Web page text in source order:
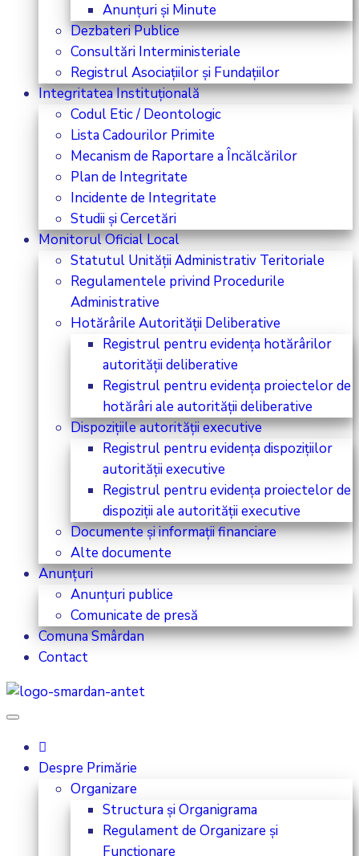
Anunțuri și Minute
Dezbateri Publice
Consultări Interministeriale
Registrul Asociațiilor și Fundațiilor
Integritatea Instituțională
Codul Etic / Deontologic
Lista Cadourilor Primite
Mecanism de Raportare a Încălcărilor
Plan de Integritate
Incidente de Integritate
Studii și Cercetări
Monitorul Oficial Local
Statutul Unității Administrativ Teritoriale
Regulamentele privind Procedurile
Administrative
Hotărârile Autorității Deliberative
Registrul pentru evidența hotărârilor
autorității deliberative
Registrul pentru evidența proiectelor de
hotărâri ale autorității deliberative
Dispozițiile autorității executive
Registrul pentru evidența dispozițiilor
autorității executive
Registrul pentru evidența proiectelor de
dispoziții ale autorității executive
Documente și informații financiare
Alte documente
Anunțuri
Anunțuri publice
Comunicate de presă
Comuna Smârdan
Contact
Despre Primărie
Organizare
Structura și Organigrama
Regulament de Organizare și
Funcționare